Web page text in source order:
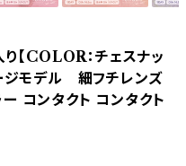
【COLOR：チェスナッ
ジモデル 細フチレンズ
コンタクト コンタクト